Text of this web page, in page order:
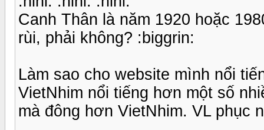
Canh Thân là năm 1920 hoặc
rùi, phải không? :biggrin:
Làm sao cho website mình nổi
VietNhim nổi tiếng hơn một số
mà đông hơn VietNhim. VL phục